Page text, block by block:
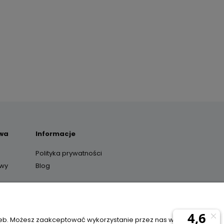
Informacje
Polityka prywatności
Blog
Możesz zaakceptować wykorzystanie przez nas wszystkich